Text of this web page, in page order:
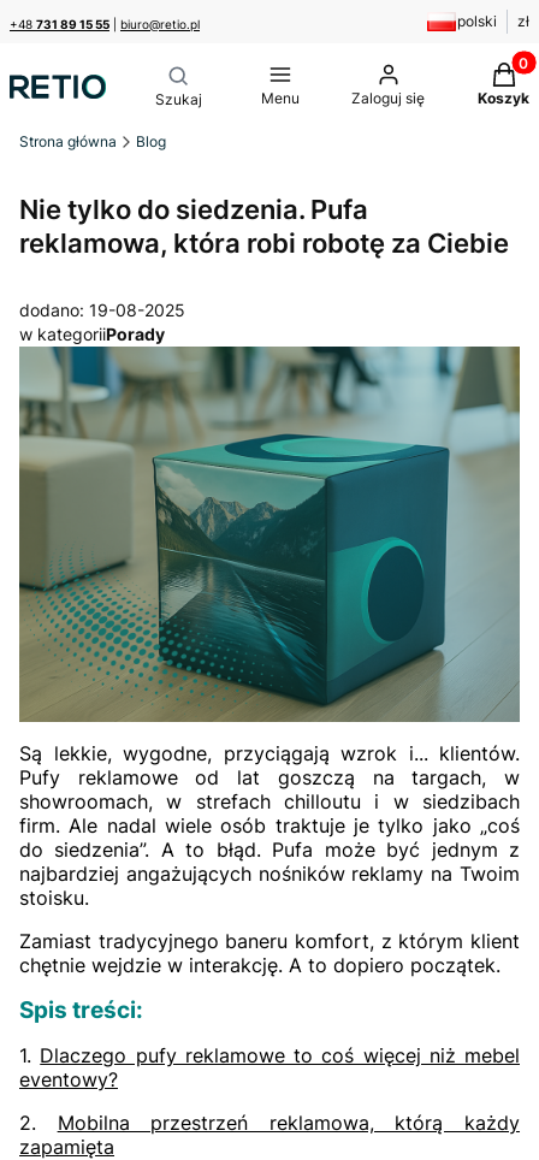
+48 731 89 15 55 biuro@retio.pl polski zł
Menu Zaloguj się Koszyk
Strona główna Blog
Nie tylko do siedzenia. Pufa
reklamowa, która robi robotę za Ciebie
dodano: 19-08-2025
w kategoriiPorady
Są lekkie, wygodne, przyciągają wzrok i... klientów.
Pufy reklamowe od lat goszczą na targach, w
showroomach, w strefach chilloutu i w siedzibach
firm. Ale nadal wiele osób traktuje je tylko jako „coś
do siedzenia”. A to błąd. Pufa może być jednym z
najbardziej angażujących nośników reklamy na Twoim
stoisku.
Zamiast tradycyjnego baneru komfort, z którym klient
chętnie wejdzie w interakcję. A to dopiero początek.
Spis treści:
1. Dlaczego pufy reklamowe to coś więcej niż mebel
eventowy?
2. Mobilna przestrzeń reklamowa, którą każdy
zapamięta